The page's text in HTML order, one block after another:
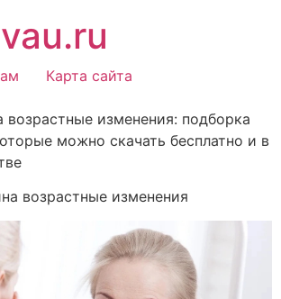
Карта сайта
изменения: подборка
можно скачать бесплатно и в